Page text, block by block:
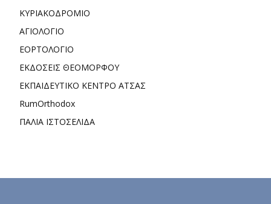
ΚΥΡΙΑΚΟΔΡΟΜΙΟ
ΑΓΙΟΛΟΓΙΟ
ΕΟΡΤΟΛΟΓΙΟ
ΕΚΔΟΣΕΙΣ ΘΕΟΜΟΡΦΟΥ
ΕΚΠΑΙΔΕΥΤΙΚΟ ΚΕΝΤΡΟ ΑΤΣΑΣ
RumOrthodox
ΠΑΛΙΑ ΙΣΤΟΣΕΛΙΔΑ